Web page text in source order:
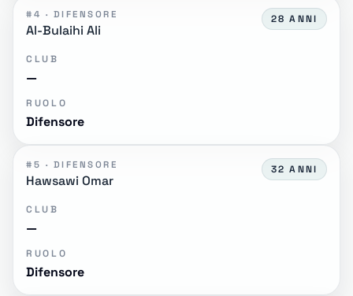
#4 · DIFENSORE
Al-Bulaihi Ali
28 ANNI
CLUB
—
RUOLO
Difensore
#5 · DIFENSORE
Hawsawi Omar
32 ANNI
CLUB
—
RUOLO
Difensore